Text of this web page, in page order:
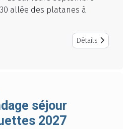
allée des platanes à
Détails
séjour
2027